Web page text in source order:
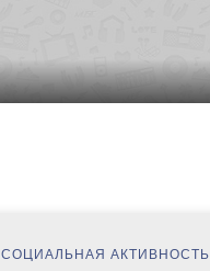
СОЦИАЛЬНАЯ АКТИВНОСТЬ